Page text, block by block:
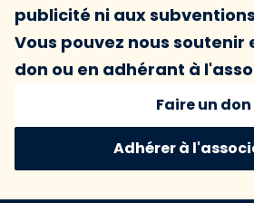
publicité ni aux
Vous pouvez nous soutenir
don ou en adhérant à
Faire un don
Adhérer à